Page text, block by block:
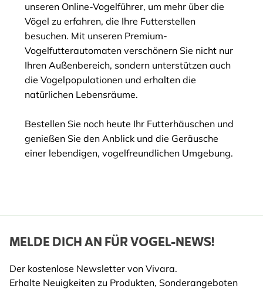
unseren Online-Vogelführer, um mehr über die
Vögel zu erfahren, die Ihre Futterstellen
besuchen. Mit unseren Premium-
Vogelfutterautomaten verschönern Sie nicht nur
Ihren Außenbereich, sondern unterstützen auch
die Vogelpopulationen und erhalten die
natürlichen Lebensräume.
Bestellen Sie noch heute Ihr Futterhäuschen und
genießen Sie den Anblick und die Geräusche
einer lebendigen, vogelfreundlichen Umgebung.
MELDE DICH AN FÜR VOGEL-NEWS!
Der kostenlose Newsletter von Vivara.
Erhalte Neuigkeiten zu Produkten, Sonderangeboten